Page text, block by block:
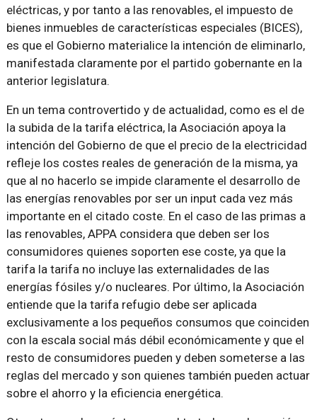
eléctricas, y por tanto a las renovables, el impuesto de
bienes inmuebles de características especiales (BICES),
es que el Gobierno materialice la intención de eliminarlo,
manifestada claramente por el partido gobernante en la
anterior legislatura.
En un tema controvertido y de actualidad, como es el de
la subida de la tarifa eléctrica, la Asociación apoya la
intención del Gobierno de que el precio de la electricidad
refleje los costes reales de generación de la misma, ya
que al no hacerlo se impide claramente el desarrollo de
las energías renovables por ser un input cada vez más
importante en el citado coste. En el caso de las primas a
las renovables, APPA considera que deben ser los
consumidores quienes soporten ese coste, ya que la
tarifa la tarifa no incluye las externalidades de las
energías fósiles y/o nucleares. Por último, la Asociación
entiende que la tarifa refugio debe ser aplicada
exclusivamente a los pequeños consumos que coinciden
con la escala social más débil económicamente y que el
resto de consumidores pueden y deben someterse a las
reglas del mercado y son quienes también pueden actuar
sobre el ahorro y la eficiencia energética.